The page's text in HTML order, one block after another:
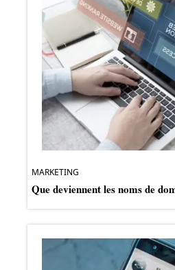
MARKETING
Que deviennent les noms de